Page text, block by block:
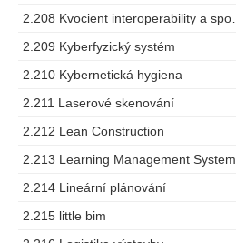
2.209 Kyberfyzický systém
2.210 Kybernetická hygiena
2.211 Laserové skenování
2.212 Lean Construction
2.213 Learning Management System
2.214 Lineární plánování
2.215 little bim